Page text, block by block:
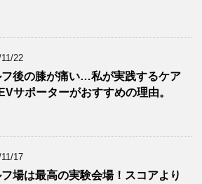
22
フ後の膝が痛い…私が実践するケア
サポーターがおすすめの理由。
17
フ場は最高の実験会場！スコアより